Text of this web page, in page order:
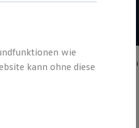
für die Inhalte auf dieser Seite ist
wie
kann ohne diese